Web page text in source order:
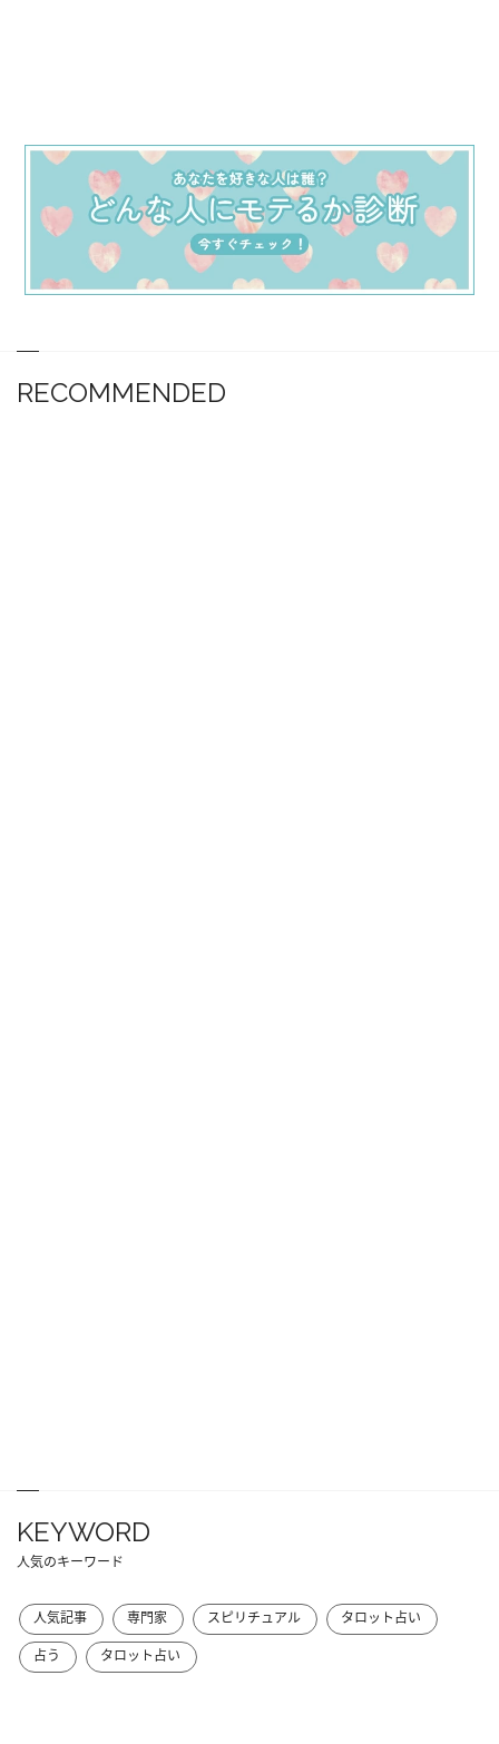
RECOMMENDED
KEYWORD
人気のキーワード
人気記事 専門家 スピリチュアル
タロット占い
占う
タロット占い